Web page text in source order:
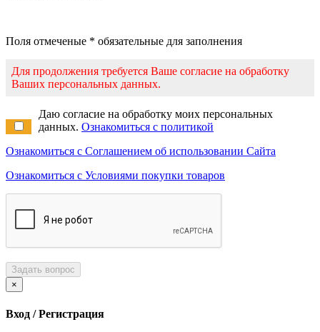
Поля отмеченые * обязательные для заполнения
Для продолжения требуется Ваше согласие на обработку
Ваших персональных данных.
Даю согласие на обработку моих персональных
данных. Ознакомиться с политикой
Ознакомиться с Соглашением об использовании Сайта
Ознакомиться с Условиями покупки товаров
Задать вопрос
×
Вход / Регистрация